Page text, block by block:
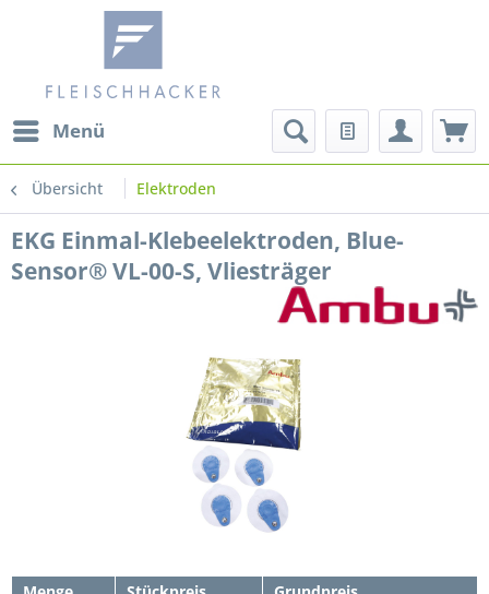
Menü
Übersicht Elektroden
EKG Einmal-Klebeelektroden, Blue-
Sensor® VL-00-S, Vliesträger